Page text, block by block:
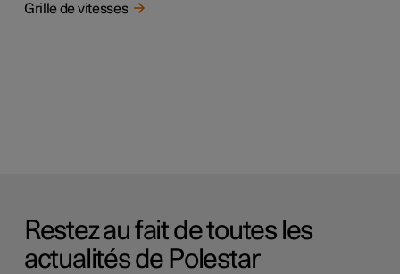
Grille de vitesses
Restez au fait de toutes les
actualités de Polestar